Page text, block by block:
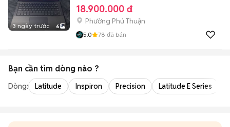
3 ngày trước 6
18.900.000 đ
Phường Phú Thuận
5.0 78 đã bán
Bạn cần tìm dòng nào ?
Dòng: Latitude Inspiron Precision Latitude E Series